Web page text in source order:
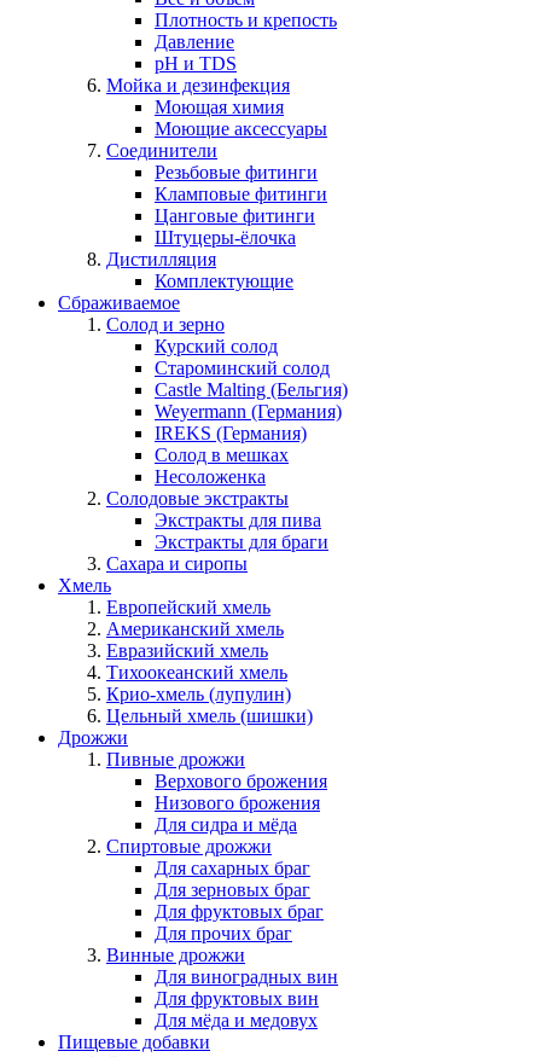
Плотность и крепость
Давление
pH и TDS
Мойка и дезинфекция
Моющая химия
Моющие аксессуары
Соединители
Резьбовые фитинги
Кламповые фитинги
Цанговые фитинги
Штуцеры-ёлочка
Дистилляция
Комплектующие
Сбраживаемое
Солод и зерно
Курский солод
Староминский солод
Castle Malting (Бельгия)
Weyermann (Германия)
IREKS (Германия)
Солод в мешках
Несоложенка
Солодовые экстракты
Экстракты для пива
Экстракты для браги
Сахара и сиропы
Хмель
Европейский хмель
Американский хмель
Евразийский хмель
Тихоокеанский хмель
Крио-хмель (лупулин)
Цельный хмель (шишки)
Дрожжи
Пивные дрожжи
Верхового брожения
Низового брожения
Для сидра и мёда
Спиртовые дрожжи
Для сахарных браг
Для зерновых браг
Для фруктовых браг
Для прочих браг
Винные дрожжи
Для виноградных вин
Для фруктовых вин
Для мёда и медовух
Пищевые добавки